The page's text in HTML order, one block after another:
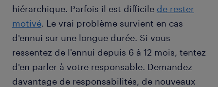
hiérarchique. Parfois il est difficile de rester
motivé. Le vrai problème survient en cas
d'ennui sur une longue durée. Si vous
ressentez de l'ennui depuis 6 à 12 mois, tentez
d'en parler à votre responsable. Demandez
davantage de responsabilités, de nouveaux